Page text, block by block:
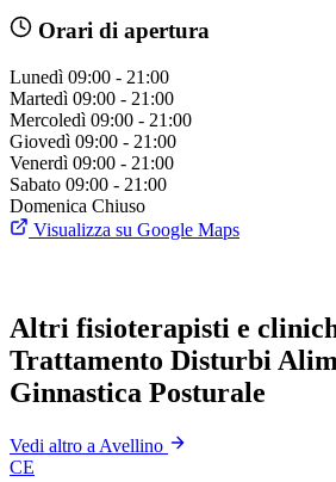
Orari di apertura
Lunedì 09:00 - 21:00
Martedì 09:00 - 21:00
Mercoledì 09:00 - 21:00
Giovedì 09:00 - 21:00
Venerdì 09:00 - 21:00
Sabato 09:00 - 21:00
Domenica Chiuso
Visualizza su Google Maps
Altri fisioterapisti e
Trattamento Disturbi
Ginnastica Posturale
Vedi altro a Avellino
CE